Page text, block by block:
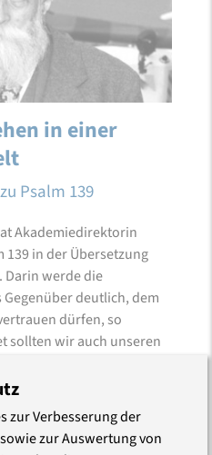
in einer
Psalm 139
Akademiedirektorin
139 in der Übersetzung
Darin werde die
deutlich, dem
dürfen, so
sollten wir auch unseren
zur Verbesserung der
zur Auswertung von